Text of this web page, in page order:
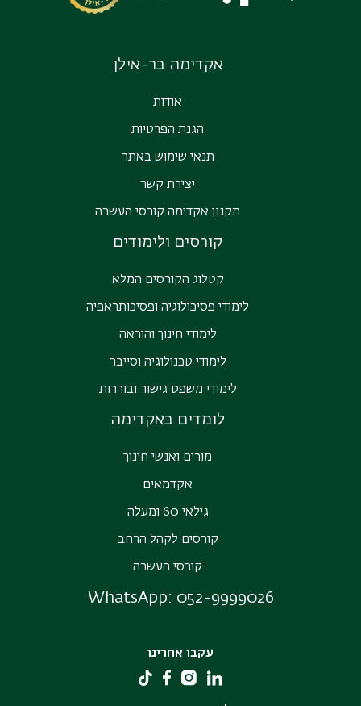
WhatsApp: 052-9999026
אקדימה בר-אילן
אודות
הגנת הפרטיות
תנאי שימוש באתר
יצירת קשר
תקנון אקדימה קורסי העשרה
קורסים ולימודים
קטלוג הקורסים המלא
לימודי פסיכולוגיה ופסיכותראפיה
לימודי חינוך והוראה
לימודי טכנולוגיה וסייבר
לימודי משפט גישור ובוררות
לומדים באקדימה
מורים ואנשי חינוך
אקדמאים
גילאי 60 ומעלה
קורסים לקהל הרחב
קורסי העשרה
עקבו אחרינו